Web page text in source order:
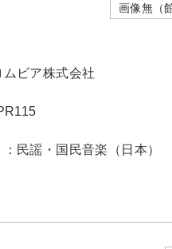
画像無（
ムビア株式会社
民謡・国民音楽（日本）